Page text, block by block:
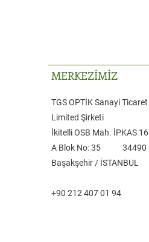
MERKEZİMİZ
TGS OPTİK Sanayi Ticaret
Limited Şirketi
​İkitelli OSB Mah. İPKAS 16
A Blok No: 35 ​34490
Başakşehir / İSTANBUL
+90 212 407 01 94